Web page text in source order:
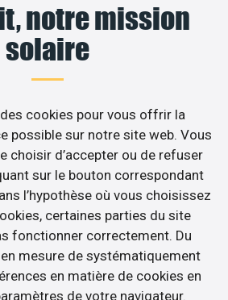
notre mission
solaire
cookies pour vous offrir la
possible sur notre site web. Vous
choisir d’accepter ou de refuser
sur le bouton correspondant
l’hypothèse où vous choisissez
certaines parties du site
fonctionner correctement. Du
mesure de systématiquement
en matière de cookies en
de votre navigateur.